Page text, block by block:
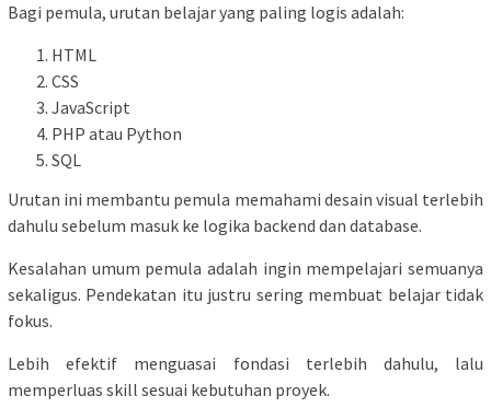
Bagi pemula, urutan belajar yang paling logis adalah:
HTML
CSS
JavaScript
PHP atau Python
SQL
Urutan ini membantu pemula memahami desain visual terlebih
dahulu sebelum masuk ke logika backend dan database.
Kesalahan umum pemula adalah ingin mempelajari semuanya
sekaligus. Pendekatan itu justru sering membuat belajar tidak
fokus.
Lebih efektif menguasai fondasi terlebih dahulu, lalu
memperluas skill sesuai kebutuhan proyek.